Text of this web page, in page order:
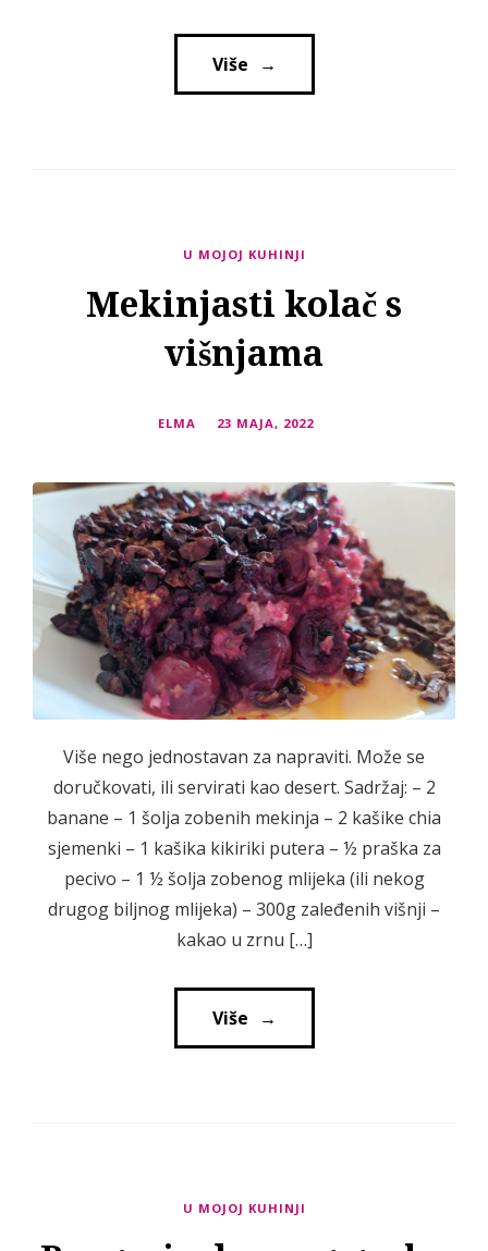
Više
→
U MOJOJ KUHINJI
Mekinjasti kolač s
višnjama
ELMA 23 MAJA, 2022
Više nego jednostavan za napraviti. Može se
doručkovati, ili servirati kao desert. Sadržaj: – 2
banane – 1 šolja zobenih mekinja – 2 kašike chia
sjemenki – 1 kašika kikiriki putera – ½ praška za
pecivo – 1 ½ šolja zobenog mlijeka (ili nekog
drugog biljnog mlijeka) – 300g zaleđenih višnji –
kakao u zrnu […]
Više
→
U MOJOJ KUHINJI